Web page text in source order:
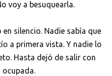
voy a besuquearla.
silencio. Nadie sabía que
a primera vista. Y nadie lo
Hasta dejó de salir con
ocupada.